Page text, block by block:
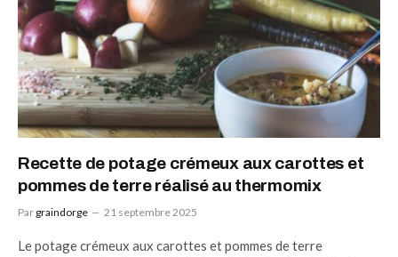
Recette de potage crémeux aux carottes et
pommes de terre réalisé au thermomix
Par graindorge 21 septembre 2025
Le potage crémeux aux carottes et pommes de terre